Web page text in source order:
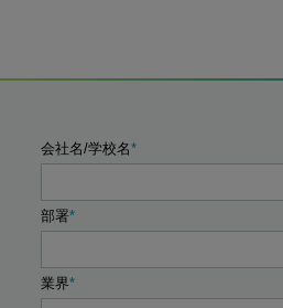
会社名/学校名
部署
業界